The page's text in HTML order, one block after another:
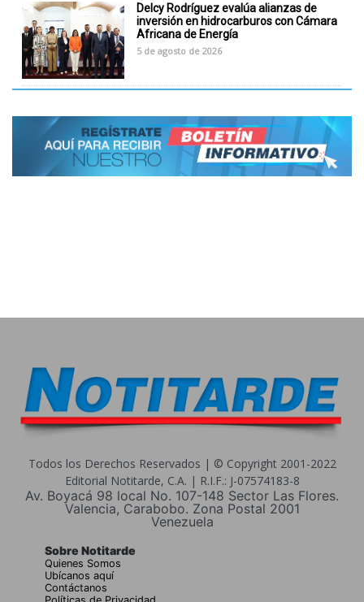
Delcy Rodríguez evalúa alianzas de
inversión en hidrocarburos con Cámara
Africana de Energía
5 de agosto de 2026
Todos los Derechos Reservados | © Copyright 2001-2022
Editorial Notitarde, C.A. | R.I.F.: J-07574183-8
Av. Boyacá 98 local No. 107-148 Sector Las Flores.
Valencia, Carabobo. Zona Postal 2001
Venezuela
Sobre Notitarde
Quienes Somos
Ubícanos aquí
Contáctanos